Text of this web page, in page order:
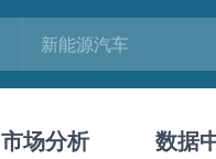
市场分析 数据